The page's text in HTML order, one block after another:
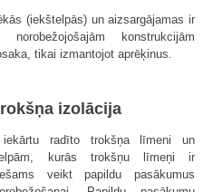
(iekštelpās) un aizsargājamas ir
konstrukcijām
tikai izmantojot aprēķinus.
izolācija
radīto trokšņa līmeni un
kurās trokšņu līmeņi ir
veikt papildu pasākumus